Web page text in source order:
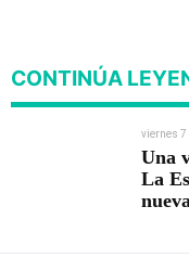
CONTINÚA
viernes 7
Una
La